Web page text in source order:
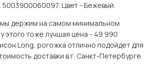
5003900060097. Цвет - Бежевый.
мы держим на самом минимальном
этого тоже лучшая цена - 49 990
Long, рогожка отлично подойдет для
доставки в г. Санкт-Петербурге